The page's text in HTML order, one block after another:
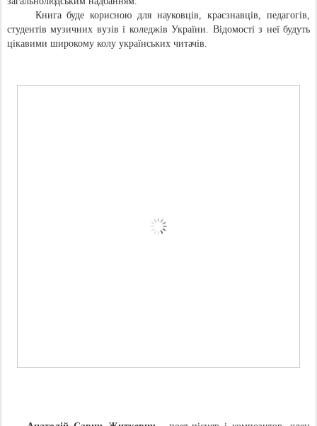
Книга буде корисною для науковців, краєзнавців, педагогів,
студентів музичних вузів і коледжів України. Відомості з неї будуть
цікавими широкому колу українських читачів.